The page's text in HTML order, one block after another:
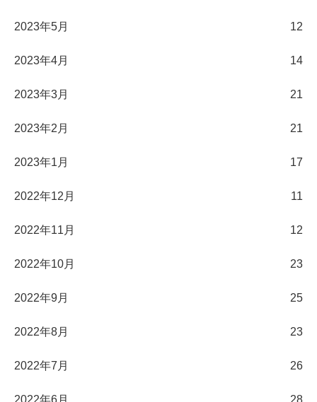
2023年5月 12
2023年4月 14
2023年3月 21
2023年2月 21
2023年1月 17
2022年12月 11
2022年11月 12
2022年10月 23
2022年9月 25
2022年8月 23
2022年7月 26